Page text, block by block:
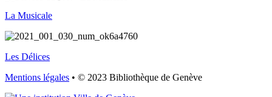
La Musicale
Les Délices
Mentions légales • © 2023 Bibliothèque de Genève